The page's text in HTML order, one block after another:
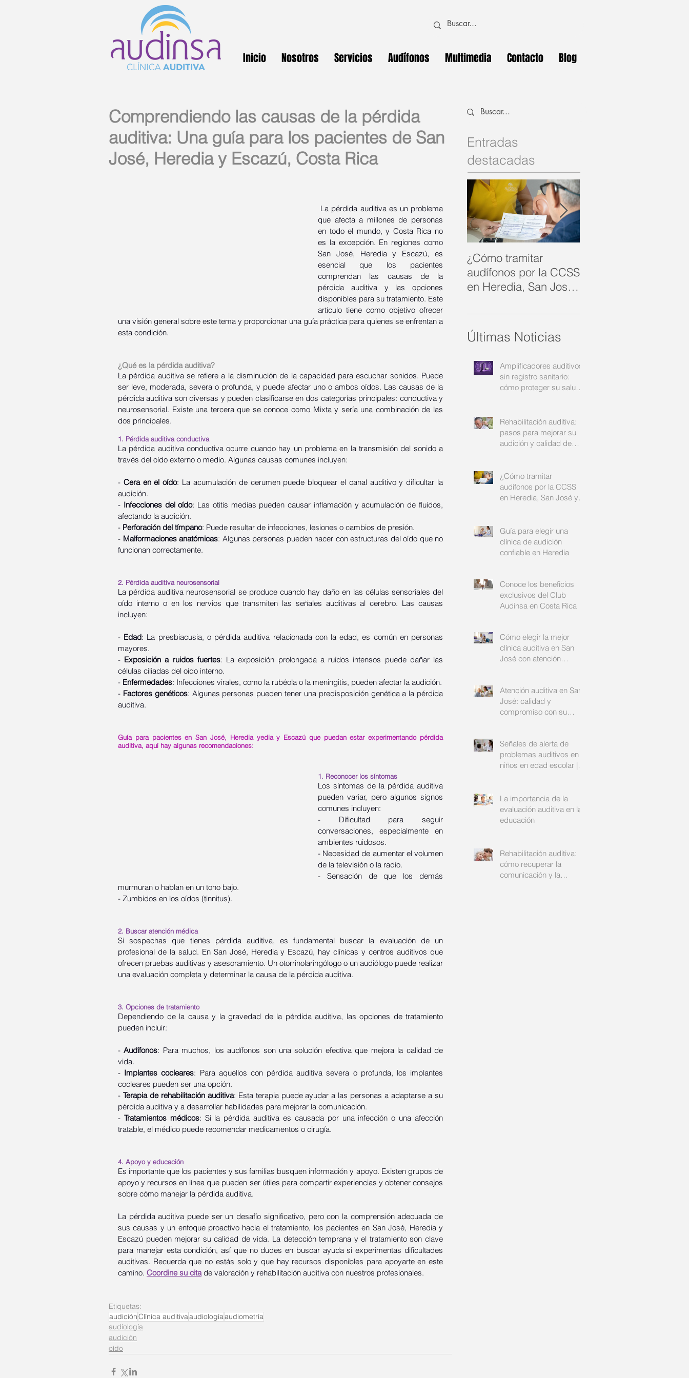
Inicio Nosotros Servicios Audífonos Multimedia Contacto Blog
Comprendiendo las causas de la pérdida
auditiva: Una guía para los pacientes de San
José, Heredia y Escazú, Costa Rica
que afecta a millones de personas
en todo el mundo, y Costa Rica no
es la excepción. En regiones como
San José, Heredia y Escazú, es
esencial que los pacientes
comprendan las causas de la
pérdida auditiva y las opciones
disponibles para su tratamiento. Este
artículo tiene como objetivo ofrecer
una visión general sobre este tema y proporcionar una guía práctica para quienes se enfrentan a
esta condición.
¿Qué es la pérdida auditiva?
La pérdida auditiva se refiere a la disminución de la capacidad para escuchar sonidos. Puede
ser leve, moderada, severa o profunda, y puede afectar uno o ambos oídos. Las causas de la
pérdida auditiva son diversas y pueden clasificarse en dos categorías principales: conductiva y
neurosensorial. Existe una tercera que se conoce como Mixta y sería una combinación de las
dos principales.
1. Pérdida auditiva conductiva
La pérdida auditiva conductiva ocurre cuando hay un problema en la transmisión del sonido a
través del oído externo o medio. Algunas causas comunes incluyen:
- Cera en el oído: La acumulación de cerumen puede bloquear el canal auditivo y dificultar la
audición.
- Infecciones del oído: Las otitis medias pueden causar inflamación y acumulación de fluidos,
afectando la audición.
- Perforación del tímpano: Puede resultar de infecciones, lesiones o cambios de presión.
- Malformaciones anatómicas: Algunas personas pueden nacer con estructuras del oído que no
funcionan correctamente.
2. Pérdida auditiva neurosensorial
La pérdida auditiva neurosensorial se produce cuando hay daño en las células sensoriales del
oído interno o en los nervios que transmiten las señales auditivas al cerebro. Las causas
incluyen:
- Edad: La presbiacusia, o pérdida auditiva relacionada con la edad, es común en personas
mayores.
- Exposición a ruidos fuertes: La exposición prolongada a ruidos intensos puede dañar las
células ciliadas del oído interno.
- Enfermedades: Infecciones virales, como la rubéola o la meningitis, pueden afectar la audición.
- Factores genéticos: Algunas personas pueden tener una predisposición genética a la pérdida
auditiva.
Guía para pacientes en San José, Heredia yedia y Escazú que puedan estar experimentando pérdida
auditiva, aquí hay algunas recomendaciones:
1. Reconocer los síntomas
Los síntomas de la pérdida auditiva
pueden variar, pero algunos signos
comunes incluyen:
- Dificultad para seguir
conversaciones, especialmente en
ambientes ruidosos.
- Necesidad de aumentar el volumen
de la televisión o la radio.
- Sensación de que los demás
murmuran o hablan en un tono bajo.
- Zumbidos en los oídos (tinnitus).
2. Buscar atención médica
Si sospechas que tienes pérdida auditiva, es fundamental buscar la evaluación de un
profesional de la salud. En San José, Heredia y Escazú, hay clínicas y centros auditivos que
ofrecen pruebas auditivas y asesoramiento. Un otorrinolaringólogo o un audiólogo puede realizar
una evaluación completa y determinar la causa de la pérdida auditiva.
3. Opciones de tratamiento
Dependiendo de la causa y la gravedad de la pérdida auditiva, las opciones de tratamiento
pueden incluir:
- Audífonos: Para muchos, los audífonos son una solución efectiva que mejora la calidad de
vida.
- Implantes cocleares: Para aquellos con pérdida auditiva severa o profunda, los implantes
cocleares pueden ser una opción.
- Terapia de rehabilitación auditiva: Esta terapia puede ayudar a las personas a adaptarse a su
pérdida auditiva y a desarrollar habilidades para mejorar la comunicación.
- Tratamientos médicos: Si la pérdida auditiva es causada por una infección o una afección
tratable, el médico puede recomendar medicamentos o cirugía.
4. Apoyo y educación
Es importante que los pacientes y sus familias busquen información y apoyo. Existen grupos de
apoyo y recursos en línea que pueden ser útiles para compartir experiencias y obtener consejos
sobre cómo manejar la pérdida auditiva.
La pérdida auditiva puede ser un desafío significativo, pero con la comprensión adecuada de
sus causas y un enfoque proactivo hacia el tratamiento, los pacientes en San José, Heredia y
Escazú pueden mejorar su calidad de vida. La detección temprana y el tratamiento son clave
para manejar esta condición, así que no dudes en buscar ayuda si experimentas dificultades
auditivas. Recuerda que no estás solo y que hay recursos disponibles para apoyarte en este
camino. Coordine su cita de valoración y rehabilitación auditiva con nuestros profesionales.
Etiquetas:
audiciónClínica auditivaaudiologíaaudiometría
audiología
audición
oído
Entradas
destacadas
¿Cómo tramitar
audífonos por la CCSS
en Heredia, San José
completa
Últimas Noticias
Amplificadores auditivos
sin registro sanitario:
cómo proteger su salud
Rehabilitación auditiva:
pasos para mejorar su
audición y calidad de
¿Cómo tramitar
audífonos por la CCSS
en Heredia, San José y
Guía para elegir una
clínica de audición
confiable en Heredia
Conoce los beneficios
exclusivos del Club
Audinsa en Costa Rica
Cómo elegir la mejor
clínica auditiva en San
José con atención
Atención auditiva en San
José: calidad y
compromiso con su
Señales de alerta de
problemas auditivos en
niños en edad escolar |
La importancia de la
evaluación auditiva en la
educación
Rehabilitación auditiva:
cómo recuperar la
comunicación y la